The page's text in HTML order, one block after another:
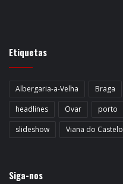
Etiquetas
Albergaria-a-Velha Braga
headlines
Ovar porto
slideshow
Viana do Castelo
Siga-nos